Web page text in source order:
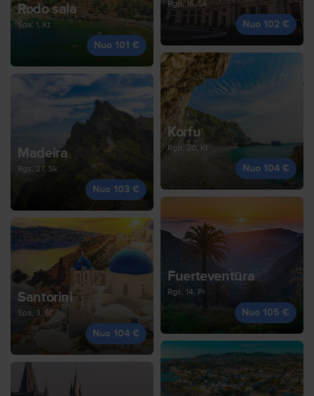
Rodo sala
Spa, 1, Kt
Nuo 101 €
Rgp, 16, Sk
Nuo 102 €
Madeira
Rgs, 27, Sk
Nuo 103 €
Korfu
Rgp, 20, Kt
Nuo 104 €
Santorini
Spa, 3, Št
Nuo 104 €
Fuerteventūra
Rgs, 14, Pr
Nuo 105 €